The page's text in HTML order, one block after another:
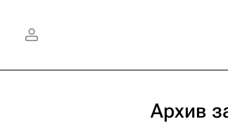
Архив